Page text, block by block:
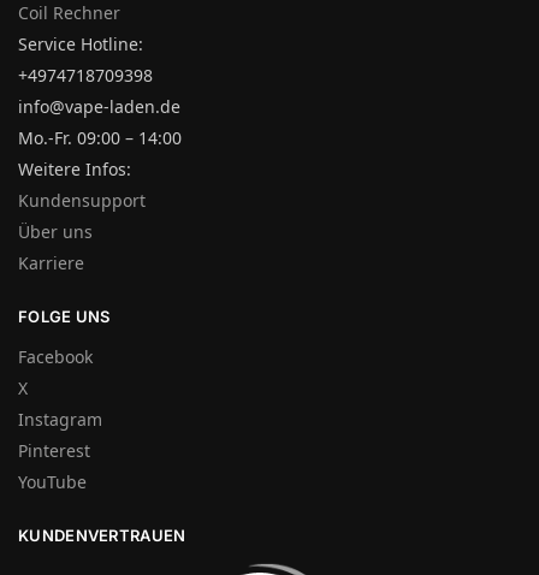
Coil Rechner
Service Hotline:
+4974718709398
info@vape-laden.de
Mo.-Fr. 09:00 – 14:00
Weitere Infos:
Kundensupport
Über uns
Karriere
FOLGE UNS
Facebook
X
Instagram
Pinterest
YouTube
KUNDENVERTRAUEN